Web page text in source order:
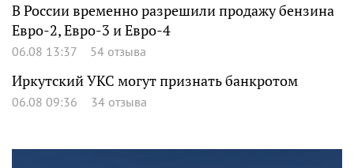
В России временно разрешили продажу бензина
Евро-2, Евро-3 и Евро-4
06.08 13:37 54 отзыва
Иркутский УКС могут признать банкротом
06.08 09:36 34 отзыва